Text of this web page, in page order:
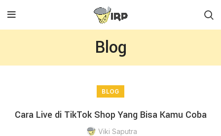
Blog
BLOG
Cara Live di TikTok Shop Yang Bisa Kamu Coba
Viki Saputra